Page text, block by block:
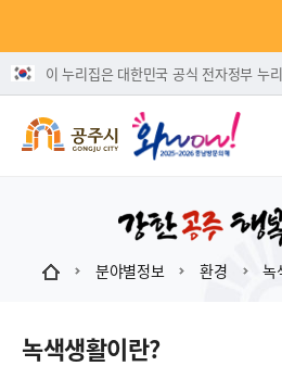
이 누리집은 대한민국 공식 전자정부 누
분야별정보 환경 녹
녹색생활이란?